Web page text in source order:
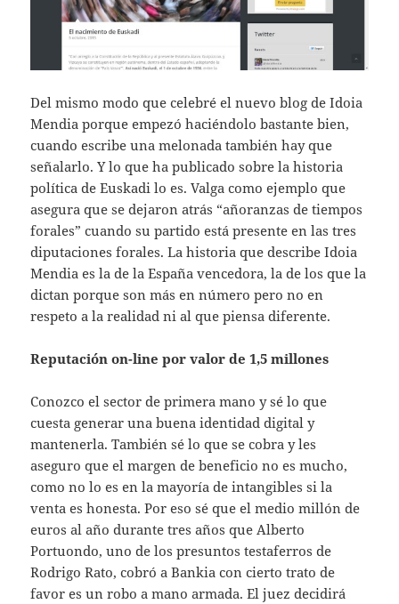
Del mismo modo que celebré el nuevo blog de Idoia
Mendia porque empezó haciéndolo bastante bien,
cuando escribe una melonada también hay que
señalarlo. Y lo que ha publicado sobre la historia
política de Euskadi lo es. Valga como ejemplo que
asegura que se dejaron atrás “añoranzas de tiempos
forales” cuando su partido está presente en las tres
diputaciones forales. La historia que describe Idoia
Mendia es la de la España vencedora, la de los que la
dictan porque son más en número pero no en
respeto a la realidad ni al que piensa diferente.
Reputación on-line por valor de 1,5 millones
Conozco el sector de primera mano y sé lo que
cuesta generar una buena identidad digital y
mantenerla. También sé lo que se cobra y les
aseguro que el margen de beneficio no es mucho,
como no lo es en la mayoría de intangibles si la
venta es honesta. Por eso sé que el medio millón de
euros al año durante tres años que Alberto
Portuondo, uno de los presuntos testaferros de
Rodrigo Rato, cobró a Bankia con cierto trato de
favor es un robo a mano armada. El juez decidirá